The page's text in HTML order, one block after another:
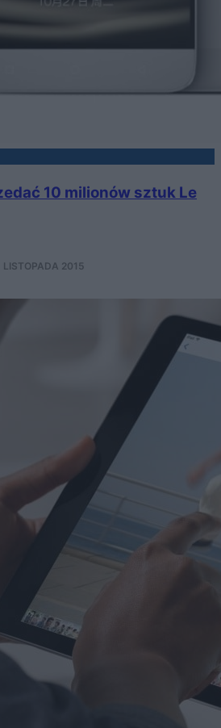
10 milionów sztuk Le
LISTOPADA 2015